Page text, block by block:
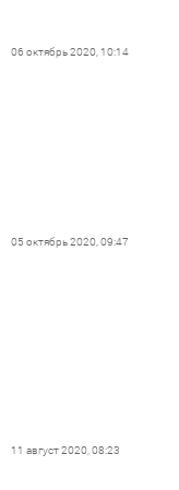
06 октябрь 2020, 10:14
05 октябрь 2020, 09:47
11 август 2020, 08:23